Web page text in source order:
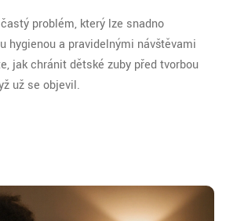
problém, který lze snadno
hygienou a pravidelnými návštěvami
jak chránit dětské zuby před tvorbou
už se objevil.